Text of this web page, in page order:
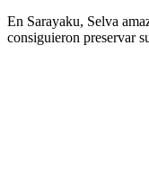
En Sarayaku, Selva
consiguieron preservar